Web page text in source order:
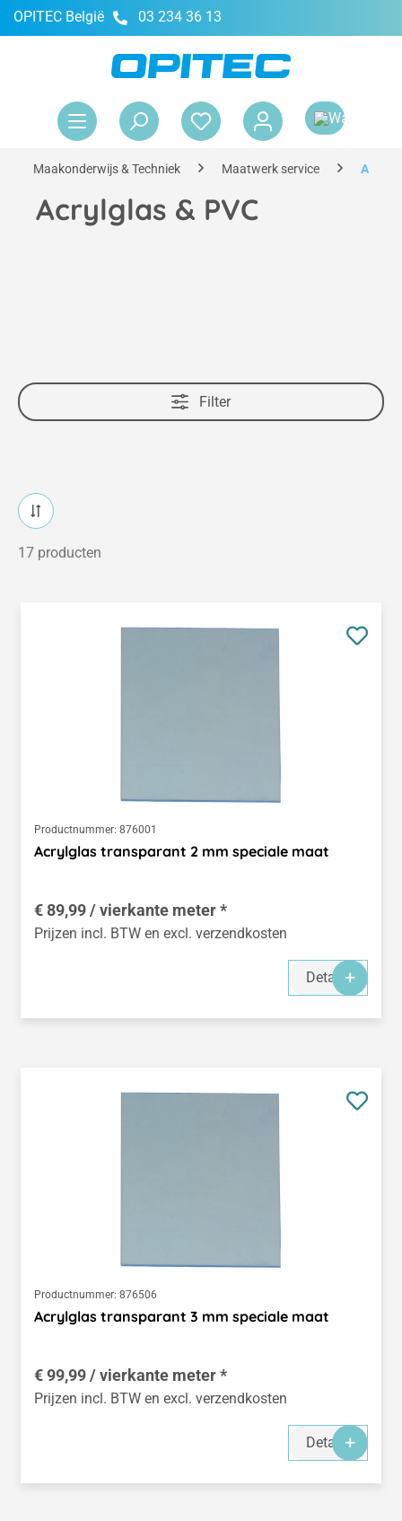
OPITEC België 03 234 36 13
Maakonderwijs & Techniek Maatwerk service
Acrylglas & PVC
Filter
17 producten
Productnummer: 876001
Acrylglas transparant 2 mm speciale maat
€ 89,99 / vierkante meter *
Prijzen incl. BTW en excl. verzendkosten
Details
Productnummer: 876506
Acrylglas transparant 3 mm speciale maat
€ 99,99 / vierkante meter *
Prijzen incl. BTW en excl. verzendkosten
Details